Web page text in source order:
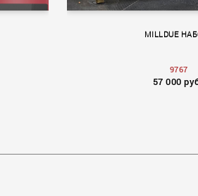
MILLDUE
9767
57 000